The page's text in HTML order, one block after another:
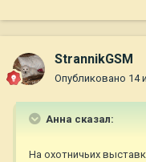
StrannikGSM
Опубликовано 14
Анна сказал:
На охотничьих